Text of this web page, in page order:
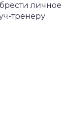
личное
тренеру